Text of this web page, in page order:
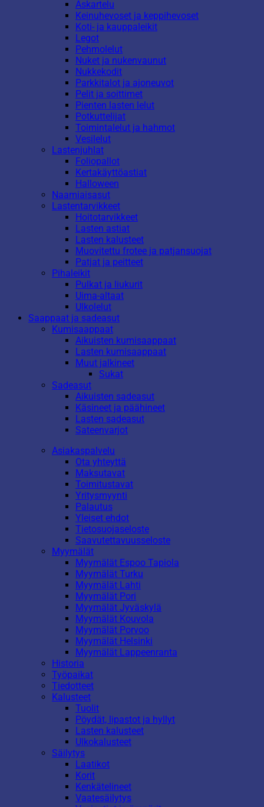
Askartelu
Keinuhevoset ja keppihevoset
Koti- ja kauppaleikit
Legot
Pehmolelut
Nuket ja nukenvaunut
Nukkekodit
Parkkitalot ja ajoneuvot
Pelit ja soittimet
Pienten lasten lelut
Potkuttelijat
Toimintalelut ja hahmot
Vesilelut
Lastenjuhlat
Foliopallot
Kertakäyttöastiat
Halloween
Naamiaisasut
Lastentarvikkeet
Hoitotarvikkeet
Lasten astiat
Lasten kalusteet
Muovitettu frotee ja patjansuojat
Patjat ja peitteet
Pihaleikit
Pulkat ja liukurit
Uima-altaat
Ulkolelut
Saappaat ja sadeasut
Kumisaappaat
Aikuisten kumisaappaat
Lasten kumisaappaat
Muut jalkineet
Sukat
Sadeasut
Aikuisten sadeasut
Käsineet ja päähineet
Lasten sadeasut
Sateenvarjot
Asiakaspalvelu
Ota yhteyttä
Maksutavat
Toimitustavat
Yritysmyynti
Palautus
Yleiset ehdot
Tietosuojaseloste
Saavutettavuusseloste
Myymälät
Myymälät Espoo Tapiola
Myymälät Turku
Myymälät Lahti
Myymälät Pori
Myymälät Jyväskylä
Myymälät Kouvola
Myymälät Porvoo
Myymälät Helsinki
Myymälät Lappeenranta
Historia
Työpaikat
Tiedotteet
Kalusteet
Tuolit
Pöydät, lipastot ja hyllyt
Lasten kalusteet
Ulkokalusteet
Säilytys
Laatikot
Korit
Kenkätelineet
Vaatesäilytys